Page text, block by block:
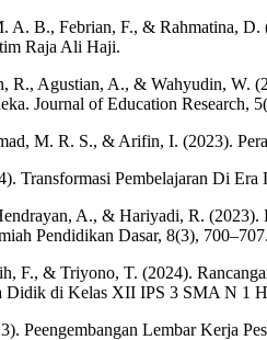
A. B., Febrian, F., & Rahmatina, D.
Raja Ali Haji.
R., Agustian, A., & Wahyudin, W.
Journal of Education Research,
M. R. S., & Arifin, I. (2023).
Transformasi Pembelajaran Di
A., & Hariyadi, R.
Pendidikan Dasar, 8(3), 700–707.
F., & Triyono, T. (2024).
Didik di Kelas XII IPS 3 SMA N 1
Peengembangan Lembar Kerja